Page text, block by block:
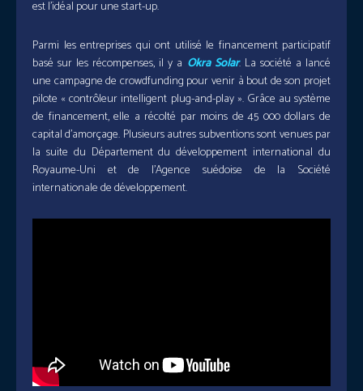
est l’idéal pour une start-up.
Parmi les entreprises qui ont utilisé le financement participatif
basé sur les récompenses, il y a Okra Solar. La société a lancé
une campagne de crowdfunding pour venir à bout de son projet
pilote « contrôleur intelligent plug-and-play ». Grâce au système
de financement, elle a récolté par moins de 45 000 dollars de
capital d’amorçage. Plusieurs autres subventions sont venues par
la suite du Département du développement international du
Royaume-Uni et de l’Agence suédoise de la Société
internationale de développement.